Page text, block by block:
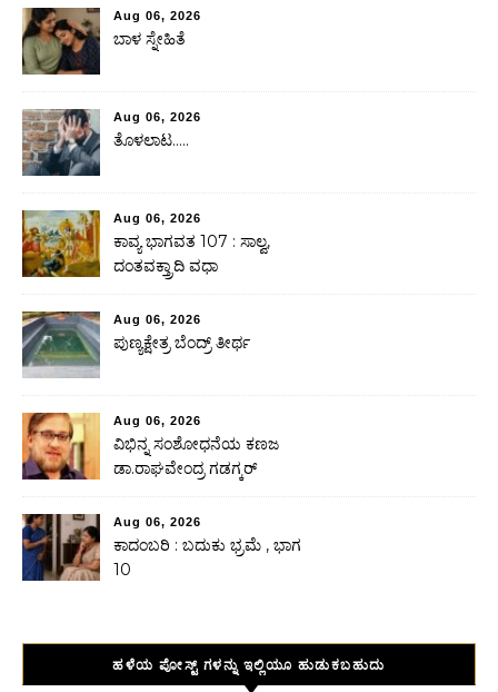
Aug 06, 2026
ಬಾಳ ಸ್ನೇಹಿತೆ
Aug 06, 2026
ತೊಳಲಾಟ…..
Aug 06, 2026
ಕಾವ್ಯ ಭಾಗವತ 107 : ಸಾಲ್ವ,
ದಂತವಕ್ತ್ರಾದಿ ವಧಾ
Aug 06, 2026
ಪುಣ್ಯಕ್ಷೇತ್ರ ಬೆಂದ್ರ್ ತೀರ್ಥ
Aug 06, 2026
ವಿಭಿನ್ನ ಸಂಶೋಧನೆಯ ಕಣಜ
ಡಾ.ರಾಘವೇಂದ್ರ ಗಡಗ್ಕರ್
Aug 06, 2026
ಕಾದಂಬರಿ : ಬದುಕು ಭ್ರಮೆ , ಭಾಗ
10
ಹಳೆಯ ಪೋಸ್ಟ್ ಗಳನ್ನು ಇಲ್ಲಿಯೂ ಹುಡುಕಬಹುದು